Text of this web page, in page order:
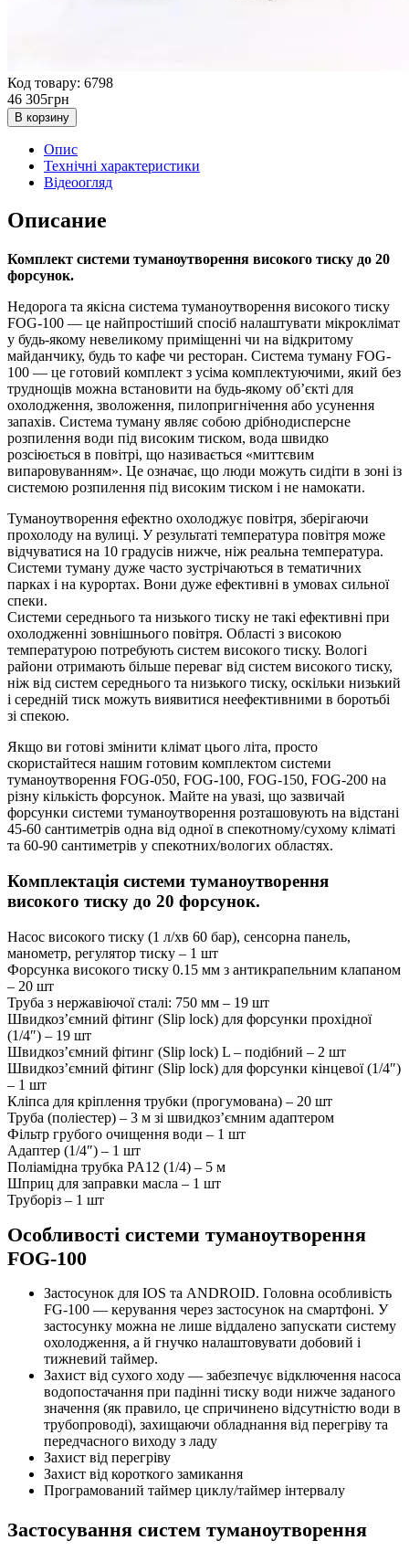
Код товару: 6798
46 305грн
В корзину
Опис
Технічні характеристики
Відеоогляд
Описание
Комплект системи туманоутворення високого тиску до 20
форсунок.
Недорога та якісна система туманоутворення високого тиску
FOG-100 — це найпростіший спосіб налаштувати мікроклімат
у будь-якому невеликому приміщенні чи на відкритому
майданчику, будь то кафе чи ресторан. Система туману FOG-
100 — це готовий комплект з усіма комплектуючими, який без
труднощів можна встановити на будь-якому об’єкті для
охолодження, зволоження, пилопригнічення або усунення
запахів. Система туману являє собою дрібнодисперсне
розпилення води під високим тиском, вода швидко
розсіюється в повітрі, що називається «миттєвим
випаровуванням». Це означає, що люди можуть сидіти в зоні із
системою розпилення під високим тиском і не намокати.
Туманоутворення ефектно охолоджує повітря, зберігаючи
прохолоду на вулиці. У результаті температура повітря може
відчуватися на 10 градусів нижче, ніж реальна температура.
Системи туману дуже часто зустрічаються в тематичних
парках і на курортах. Вони дуже ефективні в умовах сильної
спеки.
Системи середнього та низького тиску не такі ефективні при
охолодженні зовнішнього повітря. Області з високою
температурою потребують систем високого тиску. Вологі
райони отримають більше переваг від систем високого тиску,
ніж від систем середнього та низького тиску, оскільки низький
і середній тиск можуть виявитися неефективними в боротьбі
зі спекою.
Якщо ви готові змінити клімат цього літа, просто
скористайтеся нашим готовим комплектом системи
туманоутворення FOG-050, FOG-100, FOG-150, FOG-200 на
різну кількість форсунок. Майте на увазі, що зазвичай
форсунки системи туманоутворення розташовують на відстані
45-60 сантиметрів одна від одної в спекотному/сухому кліматі
та 60-90 сантиметрів у спекотних/вологих областях.
Комплектація системи туманоутворення
високого тиску до 20 форсунок.
Насос високого тиску (1 л/хв 60 бар), сенсорна панель,
манометр, регулятор тиску – 1 шт
Форсунка високого тиску 0.15 мм з антикрапельним клапаном
– 20 шт
Труба з нержавіючої сталі: 750 мм – 19 шт
Швидкоз’ємний фітинг (Slip lock) для форсунки прохідної
(1/4″) – 19 шт
Швидкоз’ємний фітинг (Slip lock) L – подібний – 2 шт
Швидкоз’ємний фітинг (Slip lock) для форсунки кінцевої (1/4″)
– 1 шт
Кліпса для кріплення трубки (прогумована) – 20 шт
Труба (поліестер) – 3 м зі швидкоз’ємним адаптером
Фільтр грубого очищення води – 1 шт
Адаптер (1/4″) – 1 шт
Поліамідна трубка PA12 (1/4) – 5 м
Шприц для заправки масла – 1 шт
Труборіз – 1 шт
Особливості системи туманоутворення
FOG-100
Застосунок для IOS та ANDROID. Головна особливість
FG-100 — керування через застосунок на смартфоні. У
застосунку можна не лише віддалено запускати систему
охолодження, а й гнучко налаштовувати добовий і
тижневий таймер.
Захист від сухого ходу — забезпечує відключення насоса
водопостачання при падінні тиску води нижче заданого
значення (як правило, це спричинено відсутністю води в
трубопроводі), захищаючи обладнання від перегріву та
передчасного виходу з ладу
Захист від перегріву
Захист від короткого замикання
Програмований таймер циклу/таймер інтервалу
Застосування систем туманоутворення